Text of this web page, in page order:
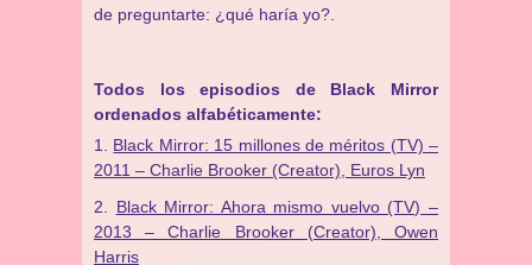
de preguntarte: ¿qué haría yo?.
Todos los episodios de Black Mirror
ordenados alfabéticamente:
Black Mirror: 15 millones de méritos (TV) –
2011 – Charlie Brooker (Creator), Euros Lyn
Black Mirror: Ahora mismo vuelvo (TV) –
2013 – Charlie Brooker (Creator), Owen
Harris